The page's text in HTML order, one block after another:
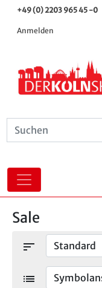
+49 (0) 2203 965 45 -0
Anmelden
Sale
sort
list